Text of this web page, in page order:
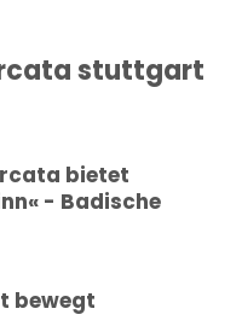
stuttgart
bietet
- Badische
bewegt